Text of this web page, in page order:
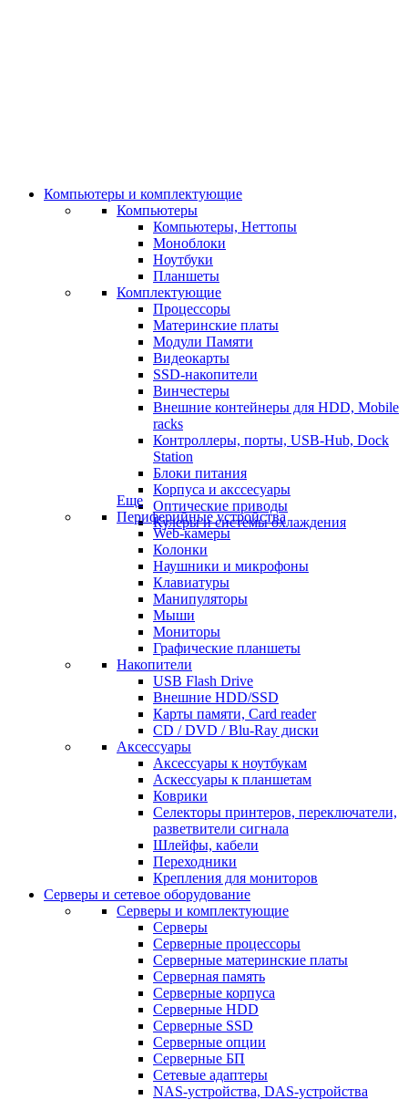
Компьютеры и комплектующие
Компьютеры
Компьютеры, Неттопы
Моноблоки
Ноутбуки
Планшеты
Комплектующие
Процессоры
Материнские платы
Модули Памяти
Видеокарты
SSD-накопители
Винчестеры
Внешние контейнеры для HDD, Mobile
racks
Контроллеры, порты, USB-Hub, Dock
Station
Блоки питания
Корпуса и акссесуары
Оптические приводы
Кулеры и системы охлаждения
Еще
Периферийные устройства
Web-камеры
Колонки
Наушники и микрофоны
Клавиатуры
Манипуляторы
Мыши
Мониторы
Графические планшеты
Накопители
USB Flash Drive
Внешние HDD/SSD
Карты памяти, Card reader
CD / DVD / Blu-Ray диски
Аксессуары
Аксессуары к ноутбукам
Аскессуары к планшетам
Коврики
Селекторы принтеров, переключатели,
разветвители сигнала
Шлейфы, кабели
Переходники
Крепления для мониторов
Серверы и сетевое оборудование
Серверы и комплектующие
Серверы
Серверные процессоры
Серверные материнские платы
Серверная память
Серверные корпуса
Серверные HDD
Серверные SSD
Серверные опции
Серверные БП
Сетевые адаптеры
NAS-устройства, DAS-устройства